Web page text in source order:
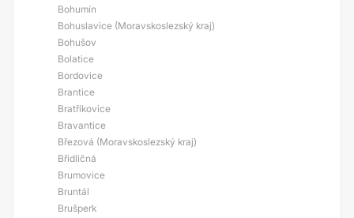
Bohumín
Bohuslavice (Moravskoslezský kraj)
Bohušov
Bolatice
Bordovice
Brantice
Bratříkovice
Bravantice
Březová (Moravskoslezský kraj)
Břidličná
Brumovice
Bruntál
Brušperk